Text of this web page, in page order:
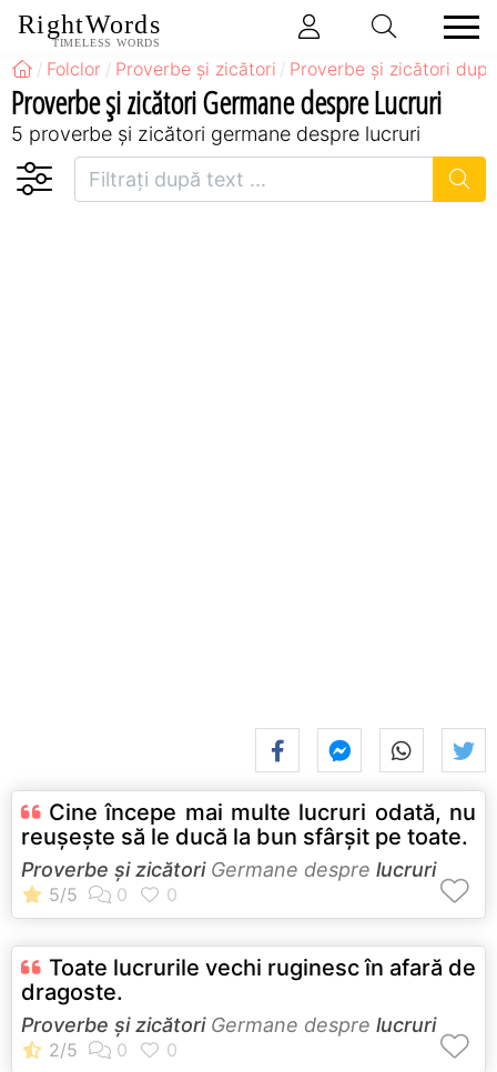
RightWords
TIMELESS WORDS
Folclor Proverbe și zicători Proverbe și zicători
Proverbe și zicători Germane despre Lucruri
5 proverbe și zicători germane despre lucruri
Cine începe mai multe lucruri odată, nu
reuşeşte să le ducă la bun sfârşit pe toate.
Proverbe și zicătoriGermane despre lucruri
Toate lucrurile vechi ruginesc în afară de
dragoste.
Proverbe și zicătoriGermane despre lucruri